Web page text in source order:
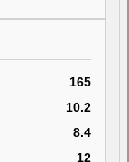
165
10.2
8.4
12